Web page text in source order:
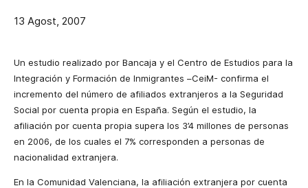
13 Agost, 2007
Un estudio realizado por Bancaja y el Centro de Estudios para la
Integración y Formación de Inmigrantes –CeiM- confirma el
incremento del número de afiliados extranjeros a la Seguridad
Social por cuenta propia en España. Según el estudio, la
afiliación por cuenta propia supera los 3’4 millones de personas
en 2006, de los cuales el 7% corresponden a personas de
nacionalidad extranjera.
En la Comunidad Valenciana, la afiliación extranjera por cuenta